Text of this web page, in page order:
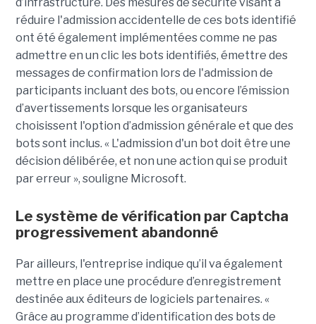
réduire l'admission accidentelle de ces bots identifié
ont été également implémentées comme ne pas
admettre en un clic les bots identifiés, émettre des
messages de confirmation lors de l'admission de
participants incluant des bots, ou encore l’émission
d’avertissements lorsque les organisateurs
choisissent l'option d’admission générale et que des
bots sont inclus. « L'admission d'un bot doit être une
décision délibérée, et non une action qui se produit
par erreur », souligne Microsoft.
Le système de vérification par Captcha
progressivement abandonné
Par ailleurs, l'entreprise indique qu’il va également
mettre en place une procédure d’enregistrement
destinée aux éditeurs de logiciels partenaires. «
Grâce au programme d’identification des bots de